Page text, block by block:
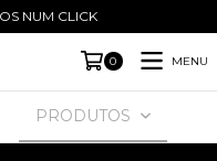
NUM CLICK
0 MENU
PRODUTOS